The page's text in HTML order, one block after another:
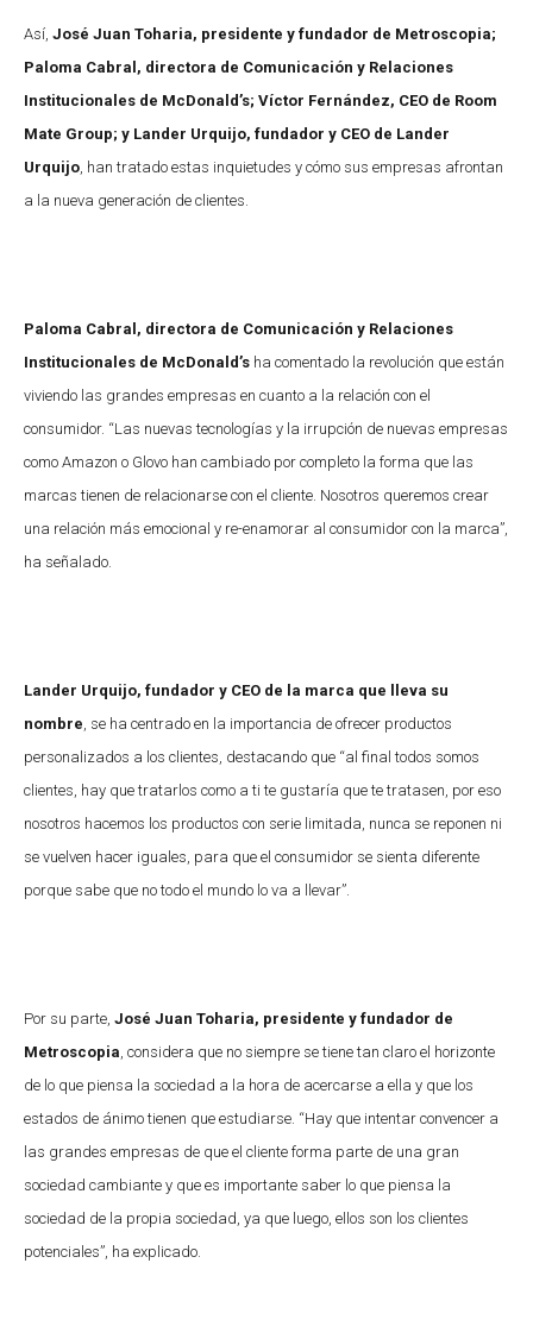
Así, José Juan Toharia, presidente y fundador de Metroscopia;
Paloma Cabral, directora de Comunicación y Relaciones
Institucionales de McDonald’s; Víctor Fernández, CEO de Room
Mate Group; y Lander Urquijo, fundador y CEO de Lander
Urquijo , han tratado estas inquietudes y cómo sus empresas afrontan
a la nueva generación de clientes.
Paloma Cabral, directora de Comunicación y Relaciones
Institucionales de McDonald’s ha comentado la revolución que están
viviendo las grandes empresas en cuanto a la relación con el
consumidor. “Las nuevas tecnologías y la irrupción de nuevas empresas
como Amazon o Glovo han cambiado por completo la forma que las
marcas tienen de relacionarse con el cliente. Nosotros queremos crear
una relación más emocional y re-enamorar al consumidor con la marca”,
ha señalado.
Lander Urquijo, fundador y CEO de la marca que lleva su
nombre , se ha centrado en la importancia de ofrecer productos
personalizados a los clientes, destacando que “al final todos somos
clientes, hay que tratarlos como a ti te gustaría que te tratasen, por eso
nosotros hacemos los productos con serie limitada, nunca se reponen ni
se vuelven hacer iguales, para que el consumidor se sienta diferente
porque sabe que no todo el mundo lo va a llevar”.
Por su parte, José Juan Toharia, presidente y fundador de
Metroscopia , considera que no siempre se tiene tan claro el horizonte
de lo que piensa la sociedad a la hora de acercarse a ella y que los
estados de ánimo tienen que estudiarse. “Hay que intentar convencer a
las grandes empresas de que el cliente forma parte de una gran
sociedad cambiante y que es importante saber lo que piensa la
sociedad de la propia sociedad, ya que luego, ellos son los clientes
potenciales”, ha explicado.